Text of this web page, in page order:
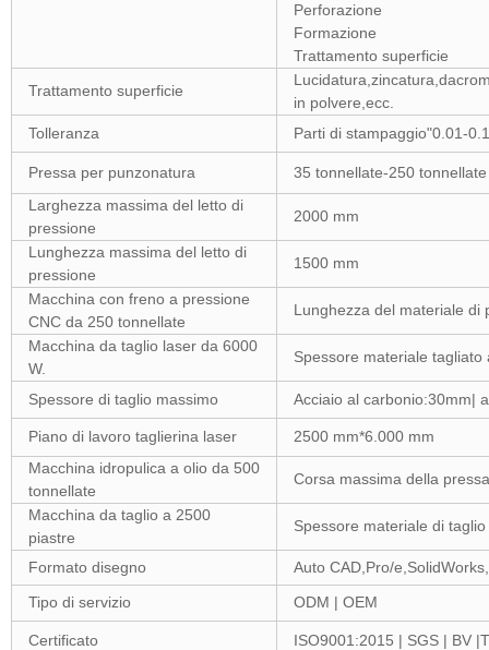
Perforazione
Formazione
Trattamento superficie
Trattamento superficie
in polvere,ecc.
Tolleranza
Parti di stampaggio"0.01-
Pressa per punzonatura
35 tonnellate-250 tonnellate
Larghezza massima del letto di
pressione
2000 mm
Lunghezza massima del letto di
pressione
1500 mm
Macchina con freno a pressione
CNC da 250 tonnellate
Lunghezza del materiale di
Macchina da taglio laser da 6000
W.
Spessore materiale tagliato
Spessore di taglio massimo Acciaio al carbonio:30mm|
Piano di lavoro taglierina laser
2500 mm*6.000 mm
Macchina idropulica a olio da 500
tonnellate
Corsa massima della
Macchina da taglio a 2500
piastre
Spessore materiale di
Formato disegno
Auto CAD,Pro/
Tipo di servizio
ODM | OEM
Certificato ISO9001:2015 | SGS | BV